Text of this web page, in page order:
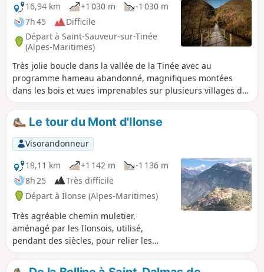
16,94 km
+1 030 m
-1 030 m
7h 45
Difficile
Départ à Saint-Sauveur-sur-Tinée
(Alpes-Maritimes)
Très jolie boucle dans la vallée de la Tinée avec au
programme hameau abandonné, magnifiques montées
dans les bois et vues imprenables sur plusieurs villages du
secteur.
Le tour du Mont d'Ilonse
Visorandonneur
18,11 km
+1 142 m
-1 136 m
8h 25
Très difficile
Départ à Ilonse (Alpes-Maritimes)
Très agréable chemin muletier,
aménagé par les Ilonsois, utilisé,
pendant des siècles, pour relier les
hameaux d'Irougne et du Pous, afin
accéder aux terres agricoles et aux